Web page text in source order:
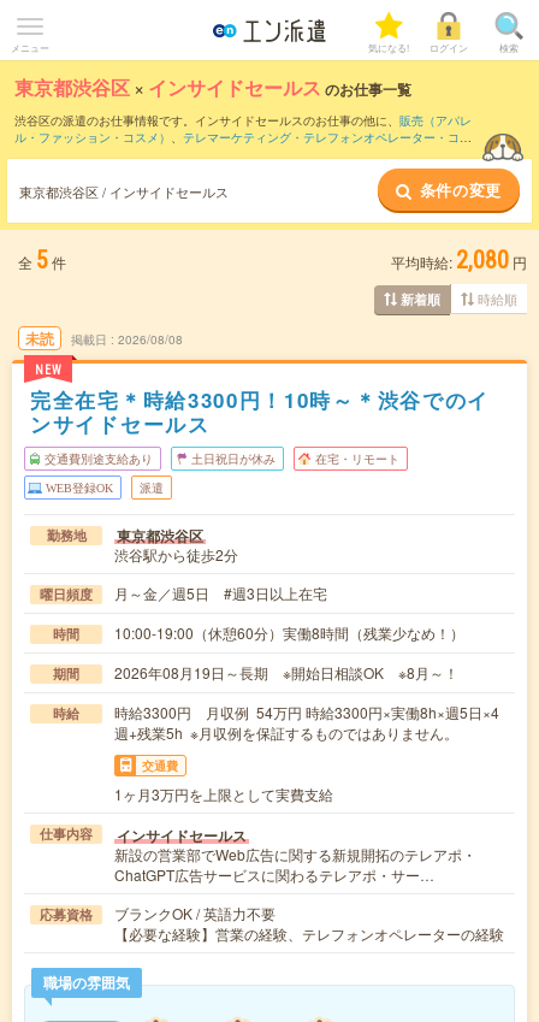
メニュー 気になる! ログイン 検索
東京都渋谷区 × インサイドセールス のお仕事一覧
渋谷区の派遣のお仕事情報です。インサイドセールスのお仕事の他に、 販売（アパレ
ル・ファッション・コスメ） 、 テレマーケティング・テレフォンオペレーター・コー
などのこだわり条件で絞り込んでいただ
けます。職種辞典： インサイドセールスのお仕事とは？とは？
営業アシスタントのお
仕事とは？とは？
東京都渋谷区 / インサイドセールス 条件の変更
全 5件 平均時給: 2,080 円
新着順 時給順
未読
NEW
掲載日 2026/08/08
完全在宅＊時給3300円！10時～＊渋谷でのイ
ンサイドセールス
交通費別途支給あり 土日祝日が休み 在宅・リモート
WEB登録OK 派遣
勤務地 東京都渋谷区
渋谷駅から徒歩2分
曜日頻度 月～金／週5日 #週3日以上在宅
時間 10:00-19:00（休憩60分）実働8時間（残業少なめ！）
期間 2026年08月19日～長期 ※開始日相談OK ※8月～！
時給
時給3300円 月収例 54万円 時給3300円×実働8h×週5日×4
週+残業5h ※月収例を保証するものではありません。
交通費
1ヶ月3万円を上限として実費支給
仕事内容 インサイドセールス
新設の営業部でWeb広告に関する新規開拓のテレアポ・
ChatGPT広告サービスに関わるテレアポ・サー…
応募資格
ブランクOK / 英語力不要
【必要な経験】営業の経験、テレフォンオペレーターの経験
職場の雰囲気